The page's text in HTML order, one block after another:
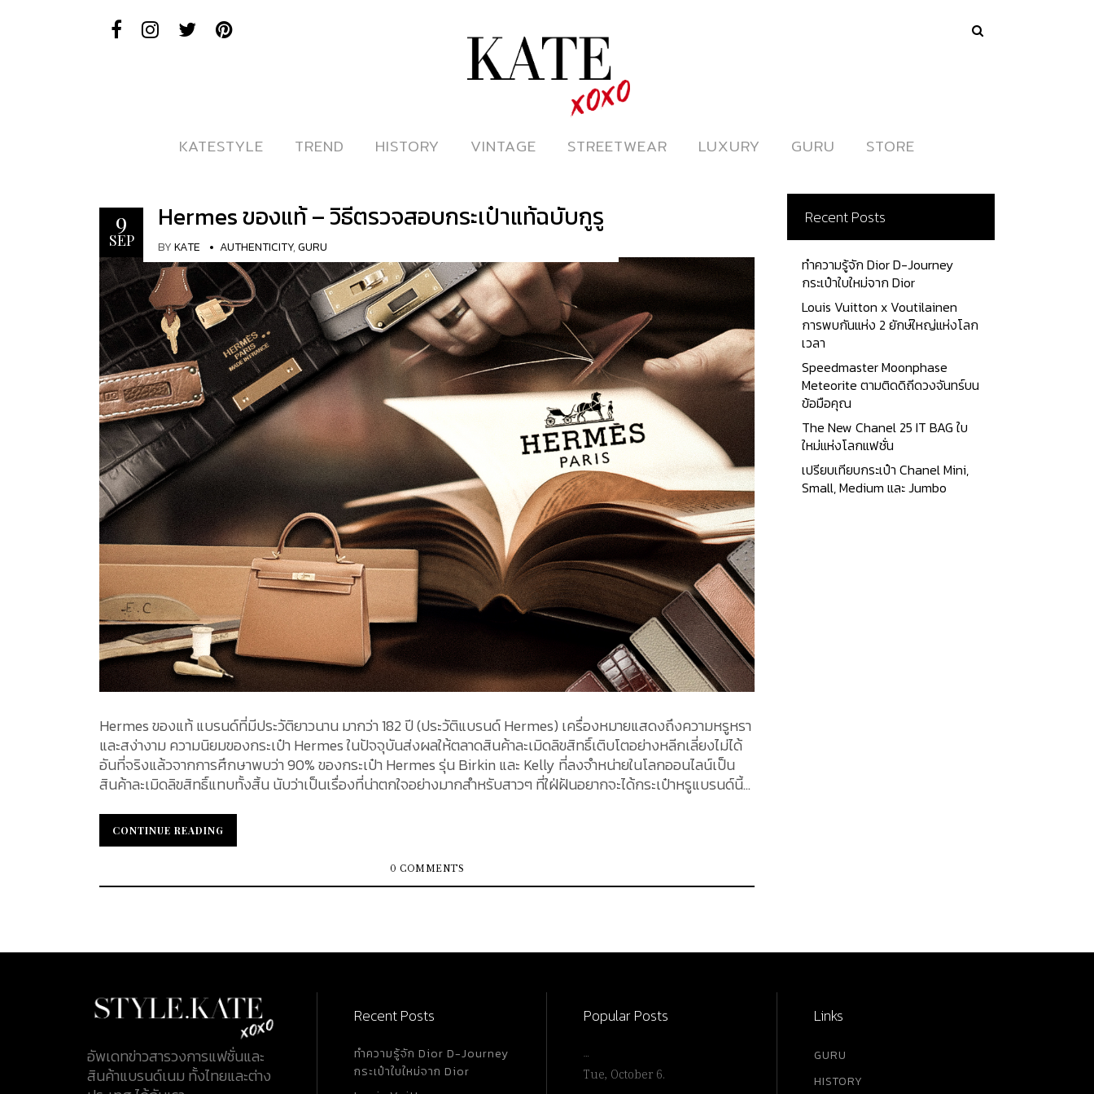
ดูหนังออนไลน์
KATESTYLE
KATESTYLE TREND
TREND HISTORY
HISTORY VINTAGE
VINTAGE STREETWEAR
STREETWEAR LUXURY
LUXURY GURU
GURU STORE
STORE
9
SEP
Hermes ของแท้ – วิธีตรวจสอบกระเป๋าแท้ฉบับกูรู
BYKATE AUTHENTICITY,GURU
Hermes ของแท้ แบรนด์ที่มีประวัติยาวนาน มากว่า 182 ปี (ประวัติแบรนด์ Hermes) เครื่องหมายแสดงถึงความหรูหรา
และสง่างาม ความนิยมของกระเป๋า Hermes ในปัจจุบันส่งผลให้ตลาดสินค้าละเมิดลิขสิทธิ์เติบโตอย่างหลีกเลี่ยงไม่ได้
อันที่จริงแล้วจากการศึกษาพบว่า 90% ของกระเป๋า Hermes รุ่น Birkin และ Kelly ที่ลงจำหน่ายในโลกออนไลน์เป็น
สินค้าละเมิดลิขสิทธิ์แทบทั้งสิ้น นับว่าเป็นเรื่องที่น่าตกใจอย่างมากสำหรับสาวๆ ที่ใฝ่ฝันอยากจะได้กระเป๋าหรูแบรนด์นี้
CONTINUE READING
CONTINUE READING
0 COMMENTS
Recent Posts
ทำความรู้จัก Dior D-Journey
กระเป๋าใบใหม่จาก Dior
Louis Vuitton x Voutilainen
การพบกันแห่ง 2 ยักษ์ใหญ่แห่งโลก
เวลา
Speedmaster Moonphase
Meteorite ตามติดดิถีดวงจันทร์บน
ข้อมือคุณ
The New Chanel 25 IT BAG ใบ
ใหม่แห่งโลกแฟชั่น
เปรียบเทียบกระเป๋า Chanel Mini,
Small, Medium และ Jumbo
อัพเดทข่าวสารวงการแฟชั่นและ
สินค้าแบรนด์เนม ทั้งไทยและต่าง
Recent Posts
ทำความรู้จัก Dior D-Journey
กระเป๋าใบใหม่จาก Dior
Popular Posts
…
Tue, October 6.
Links
GURU
HISTORY